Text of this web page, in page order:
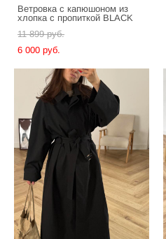
Ветровка с капюшоном из
хлопка с пропиткой BLACK
11 899 pуб.
6 000 pуб.